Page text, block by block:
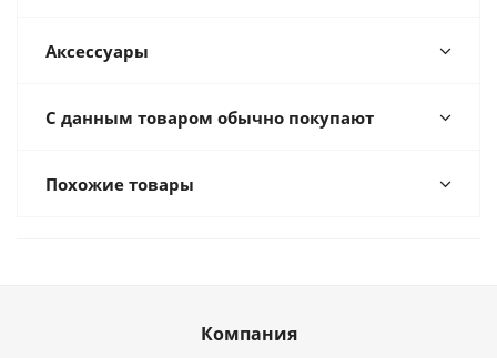
Аксессуары
С данным товаром обычно покупают
Похожие товары
Компания